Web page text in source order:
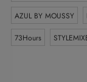
AZUL BY MOUSSY
73Hours